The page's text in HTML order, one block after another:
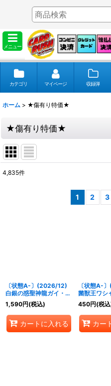
メニュー
カテゴリ マイページ 収録弾
ホーム > ★傷有り特価★
★傷有り特価★
4,835件
1 2 3
〔状態A-〕(2026/12)
白銀の惑聖神龍ガイ・ア
スラ【AX】{BS75-
AX01}《白》
1,590円(税込)
カートに入れる
〔状態A-
菌獣王ワシ
ン-限界態-
{BS75-
450円(税
カー